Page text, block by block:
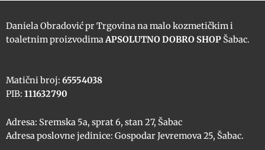
Daniela Obradović pr Trgovina na malo kozmetičkim i
toaletnim proizvodimaAPSOLUTNO DOBRO SHOP Šabac.
Matični broj: 65554038
PIB: 111632790
Adresa: Sremska 5a, sprat 6, stan 27, Šabac
Adresa poslovne jedinice: Gospodar Jevremova 25, Šabac.